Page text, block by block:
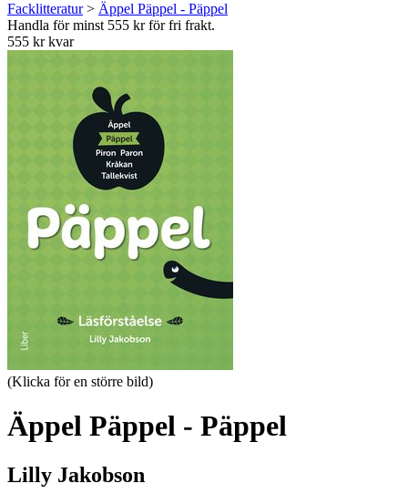
Facklitteratur> Äppel Päppel - Päppel
Handla för minst 555 kr för fri frakt.
555 kr kvar
(Klicka för en större bild)
Äppel Päppel - Päppel
Lilly Jakobson